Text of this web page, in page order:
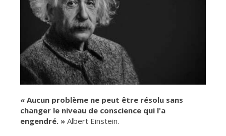
« Aucun problème ne peut être résolu sans
changer le niveau de conscience qui l'a
engendré. » Albert Einstein.